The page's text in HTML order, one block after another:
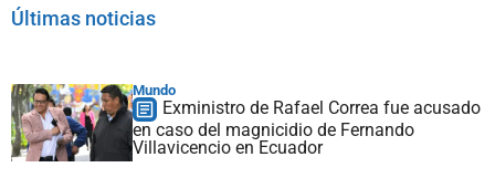
Últimas noticias
Mundo
Exministro de Rafael Correa fue acusado
en caso del magnicidio de Fernando
Villavicencio en Ecuador